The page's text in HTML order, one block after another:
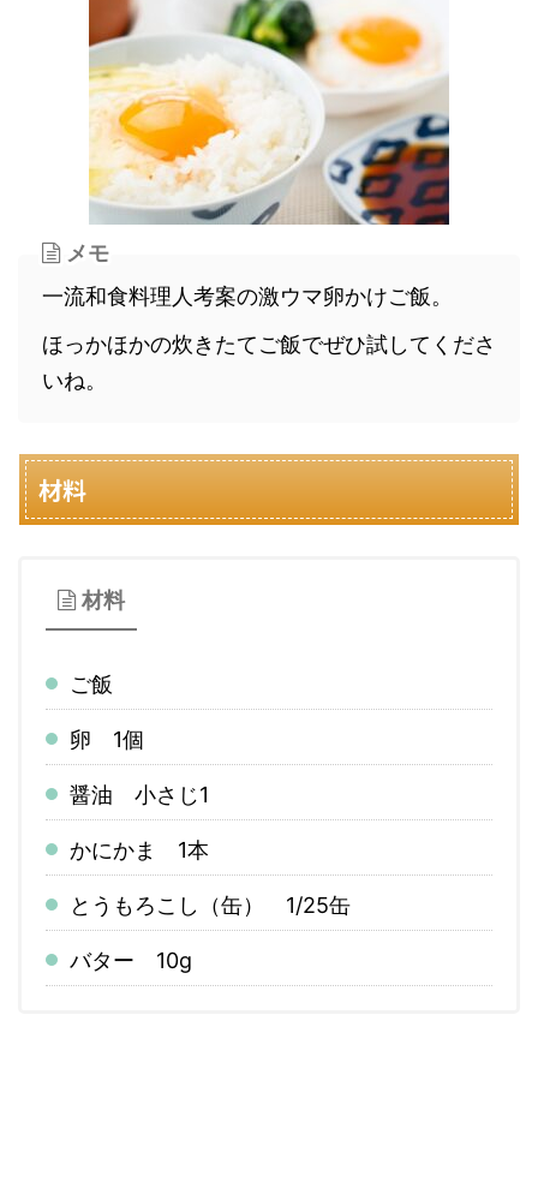
メモ
一流和食料理人考案の激ウマ卵かけご飯。
ほっかほかの炊きたてご飯でぜひ試してくださ
いね。
材料
材料
ご飯
卵 1個
醤油 小さじ1
かにかま 1本
とうもろこし（缶） 1/25缶
バター 10g